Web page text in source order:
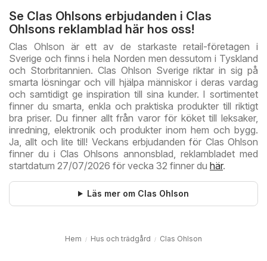
Se Clas Ohlsons erbjudanden i Clas
Ohlsons reklamblad här hos oss!
Clas Ohlson är ett av de starkaste retail-företagen i
Sverige och finns i hela Norden men dessutom i Tyskland
och Storbritannien. Clas Ohlson Sverige riktar in sig på
smarta lösningar och vill hjälpa människor i deras vardag
och samtidigt ge inspiration till sina kunder. I sortimentet
finner du smarta, enkla och praktiska produkter till riktigt
bra priser. Du finner allt från varor för köket till leksaker,
inredning, elektronik och produkter inom hem och bygg.
Ja, allt och lite till! Veckans erbjudanden för Clas Ohlson
finner du i Clas Ohlsons annonsblad, reklambladet med
startdatum 27/07/2026 för vecka 32 finner du här.
Läs mer om Clas Ohlson
Hem Hus och trädgård Clas Ohlson